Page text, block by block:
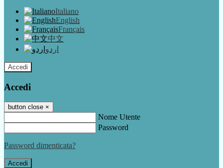
Italiano
English
Français
中文
اردو
Accedi
Accedi
button close ×
Nome Utente
Password
Password dimenticata?